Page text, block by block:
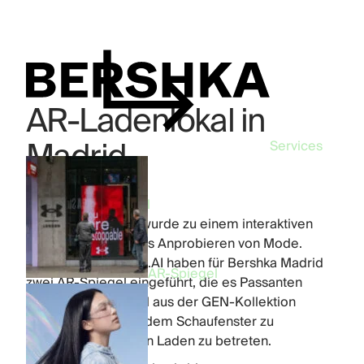
Services
AR-Spiegel
AR-Ladenlokal in
Madrid
Industry:
Fashion
Product: AR-Spiegel
Ein Flagship-Store wurde zu einem interaktiven
Erlebnis rund um das Anprobieren von Mode.
FFFACE und LOOOK.AI haben für Bershka Madrid
zwei AR-Spiegel eingeführt, die es Passanten
ermöglichen, Artikel aus der GEN-Kollektion
anzuprobieren, mit dem Schaufenster zu
interagieren und den Laden zu betreten.